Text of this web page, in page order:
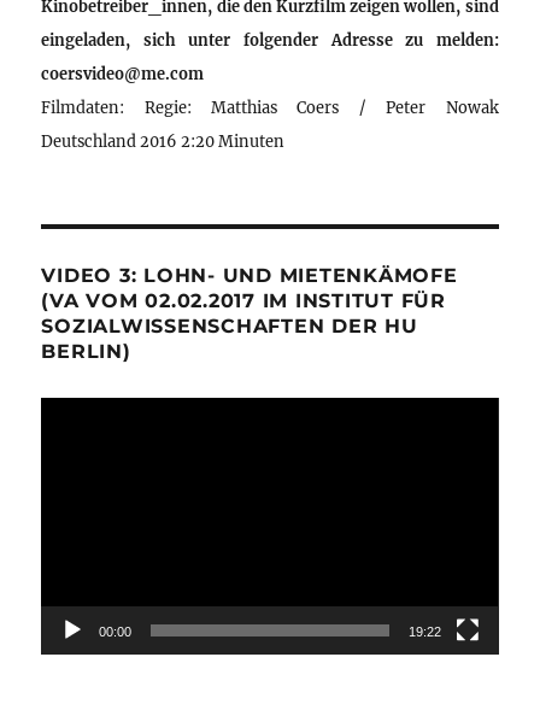
Kinobetreiber_innen, die den Kurzfilm zeigen wollen, sind
eingeladen, sich unter folgender Adresse zu melden:
coersvideo@me.com
Filmdaten: Regie: Matthias Coers / Peter Nowak
Deutschland 2016 2:20 Minuten
VIDEO 3: LOHN- UND MIETENKÄMOFE
(VA VOM 02.02.2017 IM INSTITUT FÜR
SOZIALWISSENSCHAFTEN DER HU
BERLIN)
00:00 19:22